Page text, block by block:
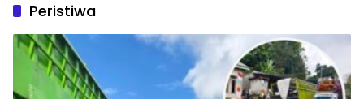
Peristiwa